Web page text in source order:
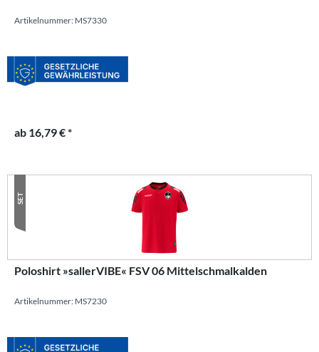
Artikelnummer: MS7330
ab 16,79 € *
SET
Poloshirt »sallerVIBE« FSV 06 Mittelschmalkalden
Artikelnummer: MS7230